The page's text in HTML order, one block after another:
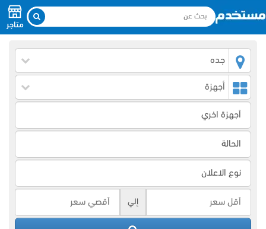
متاجر
جده
أجهزة
إلي